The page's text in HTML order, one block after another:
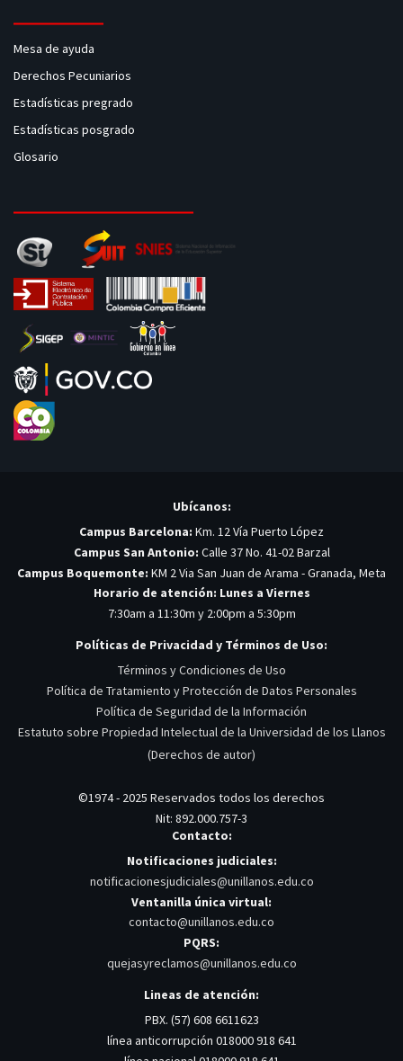
Mesa de ayuda
Derechos Pecuniarios
Estadísticas pregrado
Estadísticas posgrado
Glosario
Ubícanos:
Campus Barcelona: Km. 12 Vía Puerto López
Campus San Antonio: Calle 37 No. 41-02 Barzal
Campus Boquemonte: KM 2 Via San Juan de Arama - Granada, Meta
Horario de atención: Lunes a Viernes
7:30am a 11:30m y 2:00pm a 5:30pm
Políticas de Privacidad y Términos de Uso:
Términos y Condiciones de Uso
Política de Tratamiento y Protección de Datos Personales
Política de Seguridad de la Información
Estatuto sobre Propiedad Intelectual de la Universidad de los Llanos
(Derechos de autor)
©1974 - 2025 Reservados todos los derechos
Nit: 892.000.757-3
Contacto:
Notificaciones judiciales:
notificacionesjudiciales@unillanos.edu.co
Ventanilla única virtual:
contacto@unillanos.edu.co
PQRS:
quejasyreclamos@unillanos.edu.co
Lineas de atención:
PBX. (57) 608 6611623
línea anticorrupción 018000 918 641